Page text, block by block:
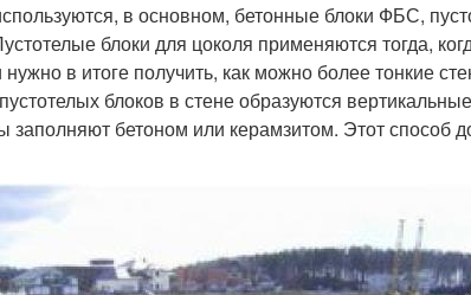
в основном, бетонные блоки ФБС,
блоки для цоколя применяются тогда,
в итоге получить, как можно более тонкие
блоков в стене образуются
заполняют бетоном или керамзитом. Этот способ